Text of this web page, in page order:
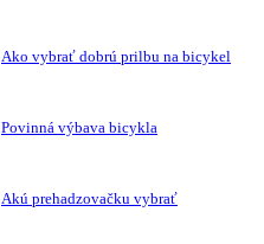
Ako vybrať dobrú prilbu na bicykel
Povinná výbava bicykla
Akú prehadzovačku vybrať